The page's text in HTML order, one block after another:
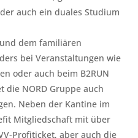
auch ein duales Studium
dem familiären
bei Veranstaltungen wie
oder auch beim B2RUN
die NORD Gruppe auch
Neben der Kantine im
Mitgliedschaft mit über
Profiticket, aber auch die